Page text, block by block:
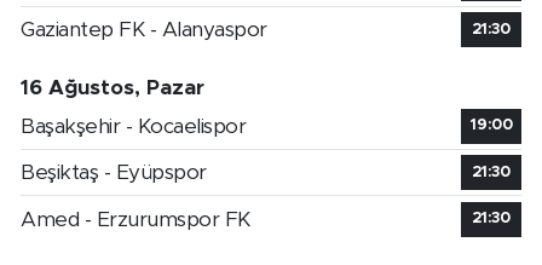
Gaziantep FK - Alanyaspor 21:30
16 Ağustos, Pazar
Başakşehir - Kocaelispor
19:00
Beşiktaş - Eyüpspor 21:30
Amed - Erzurumspor FK 21:30